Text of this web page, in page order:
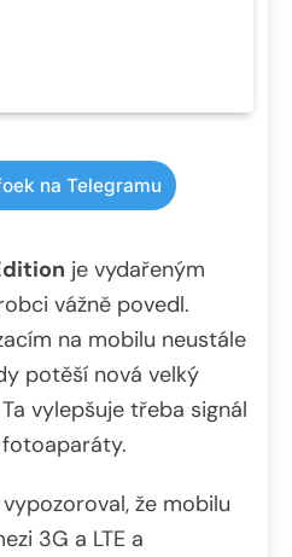
na Telegramu
je vydařeným
vážně povedl.
na mobilu neustále
potěší nová velký
vylepšuje třeba signál
že mobilu
3G a LTE a